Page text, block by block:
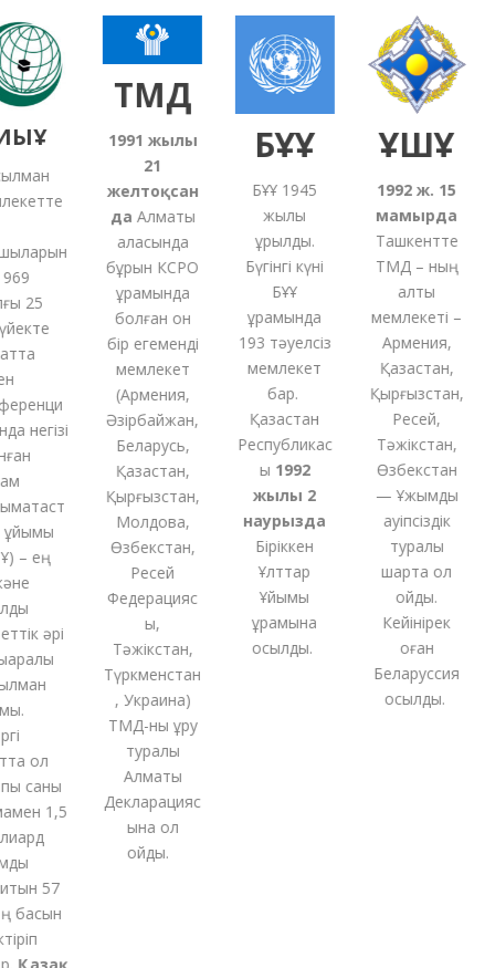
25
негізі
ең
әрі
ол
саны
1,5
57
ТМД
1991жылғы
21
желтоқсан
даАлматы
қаласында
бұрын КСРО
құрамында
болғанон
бір егеменді
мемлекет
Армения,
Әзірбайжан,
Беларусь,
Қазақстан,
Қырғызстан,
Молдова,
Өзбекстан,
Ресей
Федерацияс
ы,
Тәжікстан,
Түркменстан
Украина)
ТМД-нықұру
туралы
Алматы
Декларацияс
ына қол
қойды.
БҰҰ
БҰҰ 1945
жылы
құрылды.
Бүгінгі күні
БҰҰ
құрамында
193 тәуелсіз
мемлекет
бар.
Қазақстан
Республикас
ы1992
жылы 2
наурызда
Біріккен
Ұлттар
Ұйымы
құрамына
қосылды.
ҰҚШҰ
1992 ж. 15
мамырда
Ташкентте
ТМД – ның
алты
мемлекеті –
Армения,
Қазақстан,
Қырғызстан,
Ресей,
Тәжікстан,
Өзбекстан
— Ұжымдық
қауіпсіздік
туралы
шартқа қол
қойды.
Кейінірек
оған
Беларуссия
қосылды.